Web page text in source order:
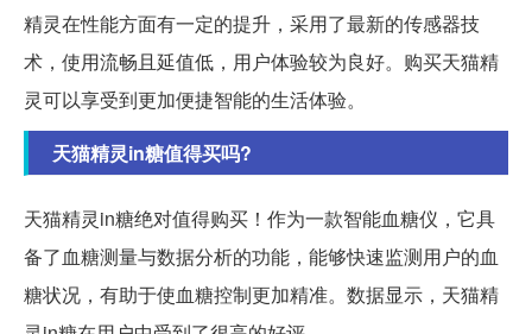
精灵在性能方面有一定的提升，采用了最新的传感器技
术，使用流畅且延值低，用户体验较为良好。购买天猫精
灵可以享受到更加便捷智能的生活体验。
天猫精灵in糖值得买吗?
天猫精灵in糖绝对值得购买！作为一款智能血糖仪，它具
备了血糖测量与数据分析的功能，能够快速监测用户的血
糖状况，有助于使血糖控制更加精准。数据显示，天猫精